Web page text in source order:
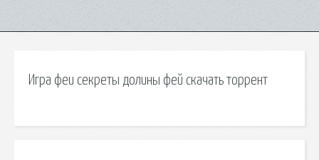
Игра феи секреты долины фей скачать торрент